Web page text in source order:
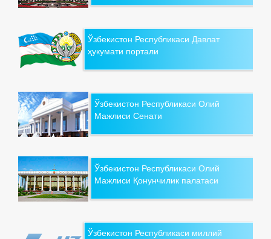
Ўзбекистон Республикаси Давлат
ҳукумати портали
Ўзбекистон Республикаси Олий
Мажлиси Сенати
Ўзбекистон Республикаси Олий
Мажлиси Қонунчилик палатаси
Ўзбекистон Республикаси миллий